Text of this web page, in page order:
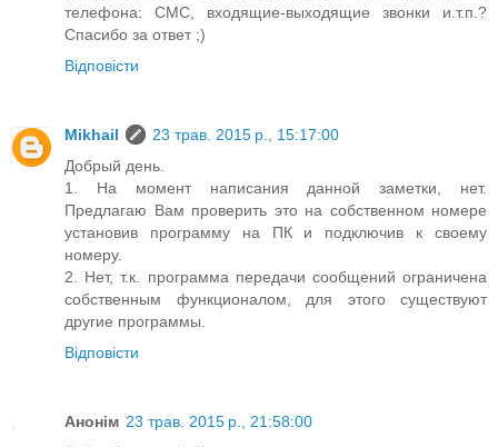
телефона: СМС, входящие-выходящие звонки и.т.п.?
Спасибо за ответ ;)
Відповісти
Mikhail
23 трав. 2015 р., 15:17:00
Добрый день.
1. На момент написания данной заметки, нет.
Предлагаю Вам проверить это на собственном номере
установив программу на ПК и подключив к своему
номеру.
2. Нет, т.к. программа передачи сообщений ограничена
собственным функционалом, для этого существуют
другие программы.
Відповісти
Анонім 23 трав. 2015 р., 21:58:00